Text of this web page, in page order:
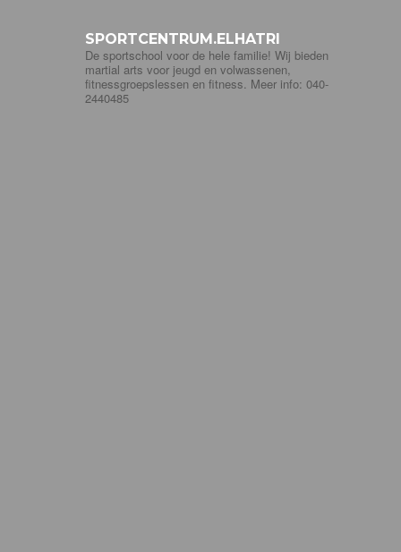
SPORTCENTRUM.ELHATRI
De sportschool voor de hele familie! Wij bieden
martial arts voor jeugd en volwassenen,
fitnessgroepslessen en fitness. Meer info: 040-
2440485